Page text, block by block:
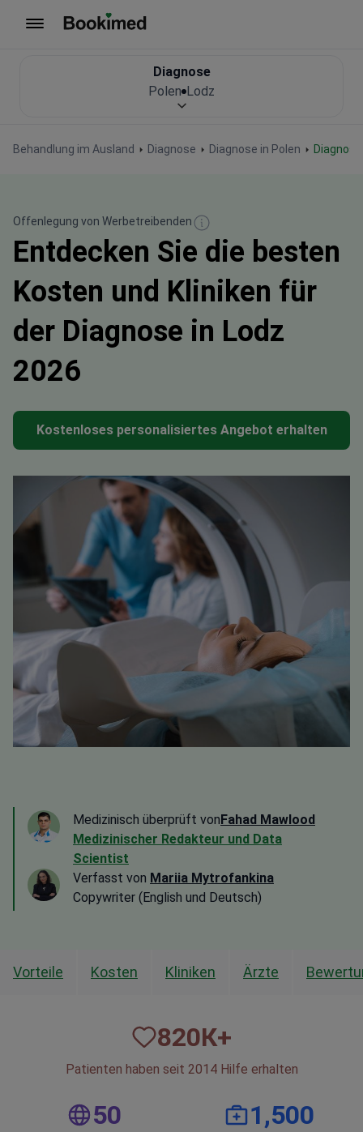
Behandlung im Ausland Diagnose Diagnose in Polen
Diagnose
Polen Lodz
Offenlegung von Werbetreibenden
Entdecken Sie die besten
Kosten und Kliniken für
der Diagnose in Lodz
2026
Kostenloses personalisiertes Angebot erhalten
Medizinisch überprüft vonFahad Mawlood
Medizinischer Redakteur und Data
Scientist
Verfasst von Mariia Mytrofankina
Copywriter (English und Deutsch)
Vorteile Kosten Kliniken Ärzte
820К+
Patienten haben seit 2014 Hilfe erhalten
50 1,500